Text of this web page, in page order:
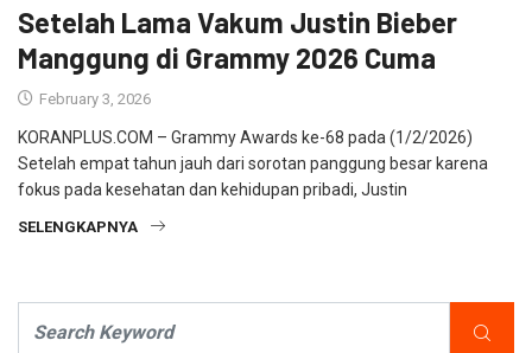
Setelah Lama Vakum Justin Bieber
Manggung di Grammy 2026 Cuma
February 3, 2026
KORANPLUS.COM – Grammy Awards ke-68 pada (1/2/2026)
Setelah empat tahun jauh dari sorotan panggung besar karena
fokus pada kesehatan dan kehidupan pribadi, Justin
SELENGKAPNYA